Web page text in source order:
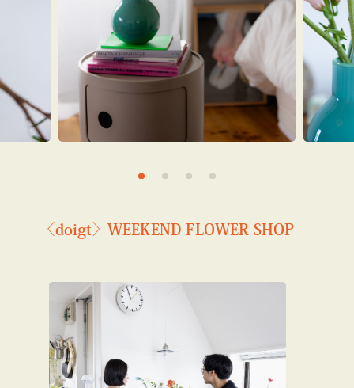
〈doigt〉WEEKEND FLOWER SHOP